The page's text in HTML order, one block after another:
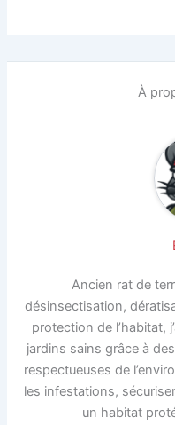
À
Ancien rat de
désinsectisation,
protection de l’habitat,
jardins sains grâce à
respectueuses de
les infestations,
un habitat